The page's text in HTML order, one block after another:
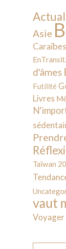
Asie
Caraïbes
d'âmes
Futilité
Livres
Taïwan
vaut
Voyager